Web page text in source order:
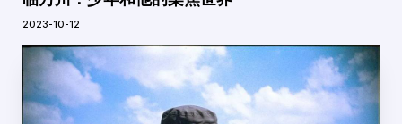
2023-10-12